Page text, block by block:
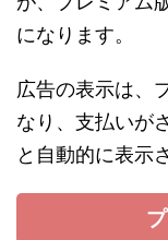
になります。
広告の表示は、
なり、支払いが
と自動的に表示